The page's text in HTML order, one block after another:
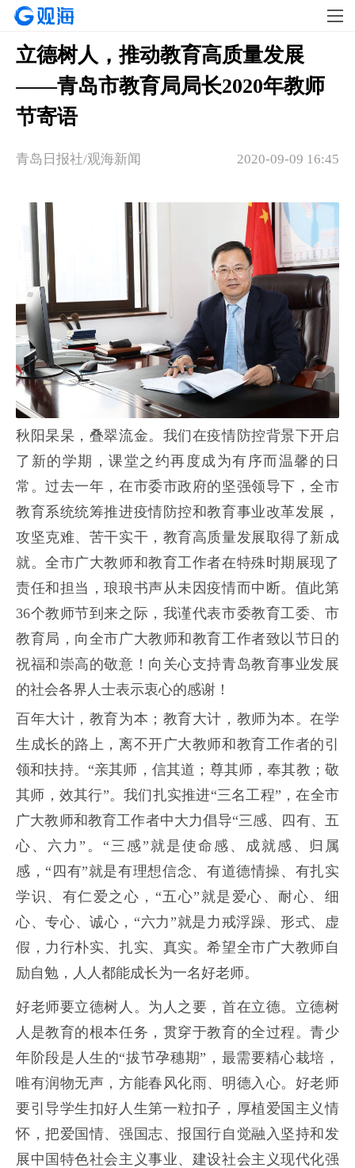
立德树人，推动教育高质量发展
——青岛市教育局局长2020年教师
节寄语
2020-09-09 16:45
青岛日报社/观海新闻
秋阳杲杲，叠翠流金。我们在疫情防控背景下开启
了新的学期，课堂之约再度成为有序而温馨的日
常。过去一年，在市委市政府的坚强领导下，全市
教育系统统筹推进疫情防控和教育事业改革发展，
攻坚克难、苦干实干，教育高质量发展取得了新成
就。全市广大教师和教育工作者在特殊时期展现了
责任和担当，琅琅书声从未因疫情而中断。值此第
36个教师节到来之际，我谨代表市委教育工委、市
教育局，向全市广大教师和教育工作者致以节日的
祝福和崇高的敬意！向关心支持青岛教育事业发展
的社会各界人士表示衷心的感谢！
百年大计，教育为本；教育大计，教师为本。在学
生成长的路上，离不开广大教师和教育工作者的引
领和扶持。“亲其师，信其道；尊其师，奉其教；敬
其师，效其行”。我们扎实推进“三名工程”，在全市
广大教师和教育工作者中大力倡导“三感、四有、五
心、六力”。“三感”就是使命感、成就感、归属
感，“四有”就是有理想信念、有道德情操、有扎实
学识、有仁爱之心，“五心”就是爱心、耐心、细
心、专心、诚心，“六力”就是力戒浮躁、形式、虚
假，力行朴实、扎实、真实。希望全市广大教师自
励自勉，人人都能成长为一名好老师。
好老师要立德树人。为人之要，首在立德。立德树
人是教育的根本任务，贯穿于教育的全过程。青少
年阶段是人生的“拔节孕穗期”，最需要精心栽培，
唯有润物无声，方能春风化雨、明德入心。好老师
要引导学生扣好人生第一粒扣子，厚植爱国主义情
怀，把爱国情、强国志、报国行自觉融入坚持和发
展中国特色社会主义事业、建设社会主义现代化强